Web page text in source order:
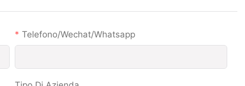
Telefono/wechat/whatsapp